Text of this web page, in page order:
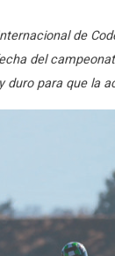
de
del
para que la